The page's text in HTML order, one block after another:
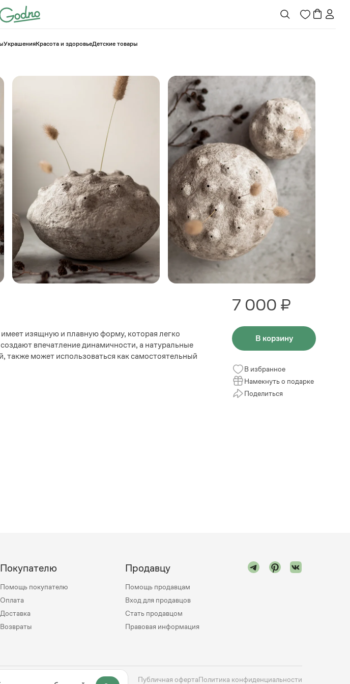
УкрашенияКрасота и здоровье⁠Детские товары
изящную и плавную форму, которая легко
впечатление динамичности, а натуральные
может использоваться как самостоятельный
7 000 ₽
В корзину
В избранное
Намекнуть о подарке
Поделиться
Покупателю
Помощь покупателю
Оплата
Доставка
Возвраты
Продавцу
Помощь продавцам
Вход для продавцов
Стать продавцом
Правовая информация
Публичная офертаПолитика конфиденциальности